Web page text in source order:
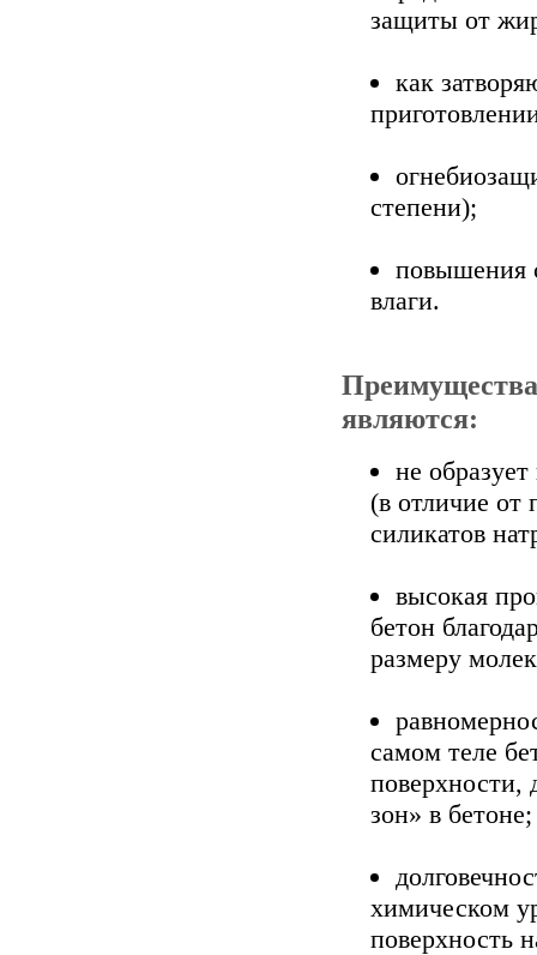
защиты от
как
степени);
повышения
влаги.
являются:
не
(в отличие от
силикатов
высокая
бетон
размеру
самом теле
поверхности,
зон» в бетоне;
химическом
поверхность